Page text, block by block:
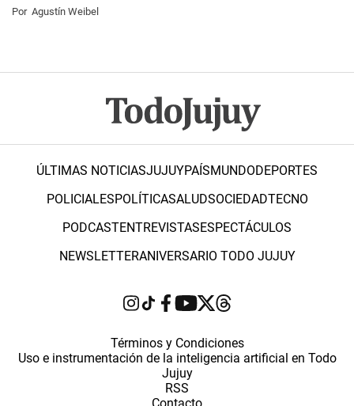
Por Agustín Weibel
ÚLTIMAS NOTICIASJUJUYPAÍSMUNDODEPORTES
POLICIALESPOLÍTICASALUDSOCIEDADTECNO
PODCASTENTREVISTASESPECTÁCULOS
NEWSLETTERANIVERSARIO TODO JUJUY
Términos y Condiciones
Uso e instrumentación de la inteligencia artificial en Todo
Jujuy
RSS
Contacto